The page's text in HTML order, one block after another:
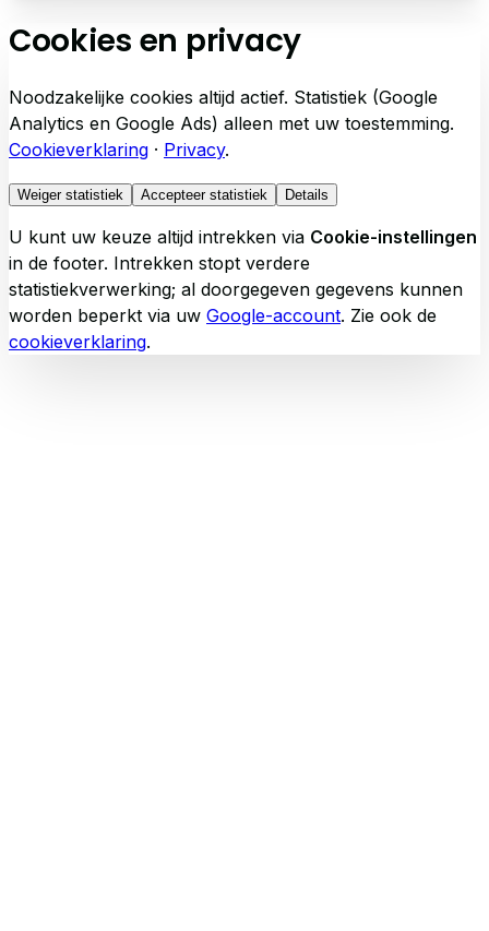
Cookies en privacy
Noodzakelijke cookies altijd actief. Statistiek (Google
Analytics en Google Ads) alleen met uw toestemming.
Cookieverklaring · Privacy.
Weiger statistiek Accepteer statistiek Details
U kunt uw keuze altijd intrekken via Cookie-instellingen
in de footer. Intrekken stopt verdere
statistiekverwerking; al doorgegeven gegevens kunnen
worden beperkt via uw Google-account. Zie ook de
cookieverklaring.